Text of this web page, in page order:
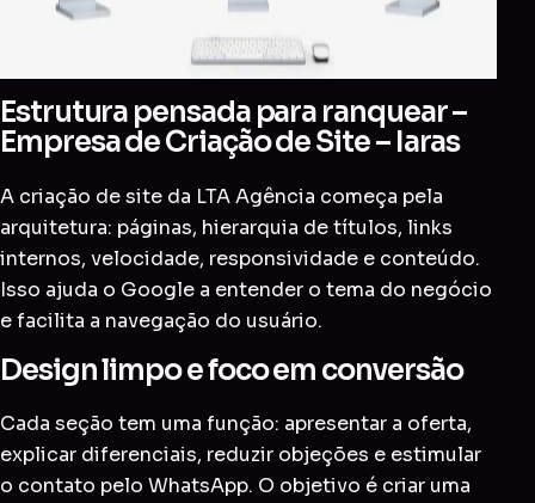
Estrutura pensada para ranquear –
Empresa de Criação de Site – Iaras
A criação de site da LTA Agência começa pela
arquitetura: páginas, hierarquia de títulos, links
internos, velocidade, responsividade e conteúdo.
Isso ajuda o Google a entender o tema do negócio
e facilita a navegação do usuário.
Design limpo e foco em conversão
Cada seção tem uma função: apresentar a oferta,
explicar diferenciais, reduzir objeções e estimular
o contato pelo WhatsApp. O objetivo é criar uma